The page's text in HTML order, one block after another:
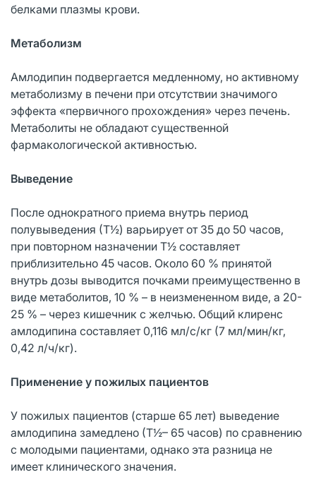
белками плазмы крови.
Метаболизм
Амлодипин подвергается медленному, но активному
метаболизму в печени при отсутствии значимого
эффекта «первичного прохождения» через печень.
Метаболиты не обладают существенной
фармакологической активностью.
Выведение
После однократного приема внутрь период
полувыведения (Т½) варьирует от 35 до 50 часов,
при повторном назначении Т½ составляет
приблизительно 45 часов. Около 60 % принятой
внутрь дозы выводится почками преимущественно в
виде метаболитов, 10 % – в неизмененном виде, а 20-
25 % – через кишечник с желчью. Общий клиренс
амлодипина составляет 0,116 мл/с/кг (7 мл/мин/кг,
0,42 л/ч/кг).
Применение у пожилых пациентов
У пожилых пациентов (старше 65 лет) выведение
амлодипина замедлено (Т½– 65 часов) по сравнению
с молодыми пациентами, однако эта разница не
имеет клинического значения.